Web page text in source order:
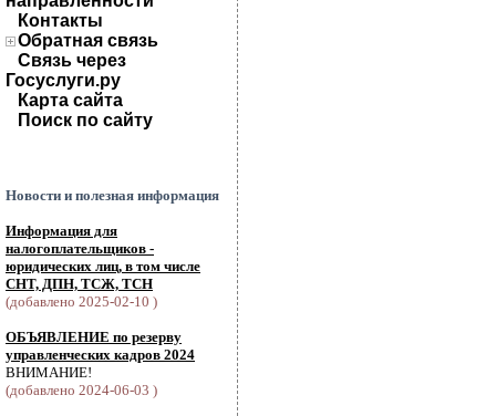
Контакты
Обратная связь
Связь через
Госуслуги.ру
Карта сайта
Поиск по сайту
Новости и полезная информация
Информация для
налогоплательщиков -
юридических лиц, в том числе
СНТ, ДПН, ТСЖ, ТСН
(добавлено 2025-02-10 )
ОБЪЯВЛЕНИЕ по резерву
управленческих кадров 2024
ВНИМАНИЕ!
(добавлено 2024-06-03 )